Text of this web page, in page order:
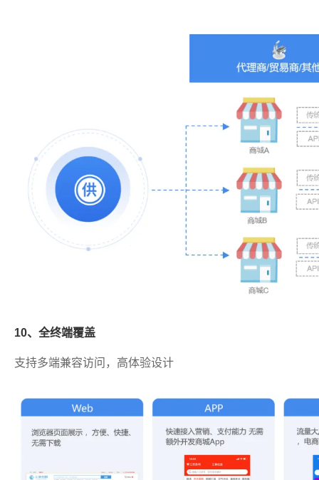
10、全终端覆盖
支持多端兼容访问，高体验设计